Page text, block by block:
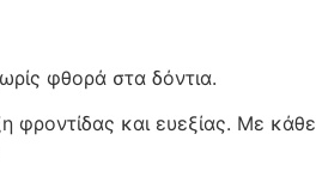
φθορά στα δόντια.
φροντίδας και ευεξίας. Με κάθε